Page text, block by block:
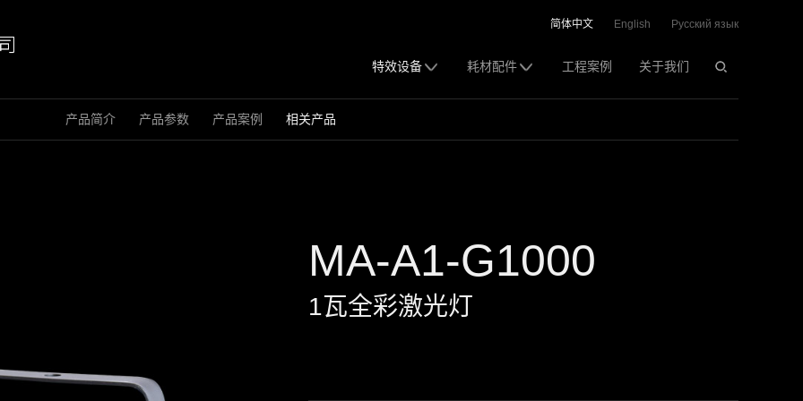
简体中文 English Русский язык
特效设备 耗材配件 工程案例 关于我们
产品简介 产品参数 产品案例 相关产品
MA-A1-G1000
1瓦全彩激光灯